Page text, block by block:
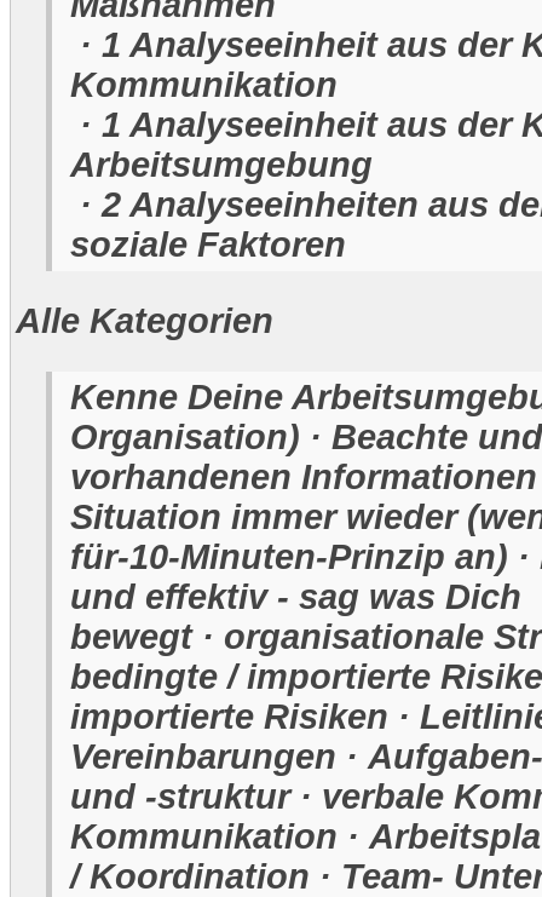
· 1 Analyseeinheit aus der
Kommunikation
· 1 Analyseeinheit aus der
Arbeitsumgebung
· 2 Analyseeinheiten aus
soziale Faktoren
Alle Kategorien
Kenne Deine
Organisation) · Beachte
vorhandenen Informationen
Situation immer wieder
für-10-Minuten-Prinzip an)
und effektiv - sag was Dich
bewegt · organisationale
bedingte / importierte
importierte Risiken ·
Vereinbarungen ·
und -struktur · verbale
Kommunikation ·
/ Koordination · Team-